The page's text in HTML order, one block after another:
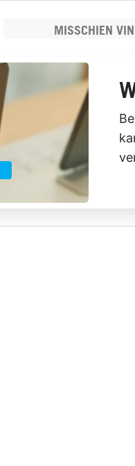
MISSCHIEN